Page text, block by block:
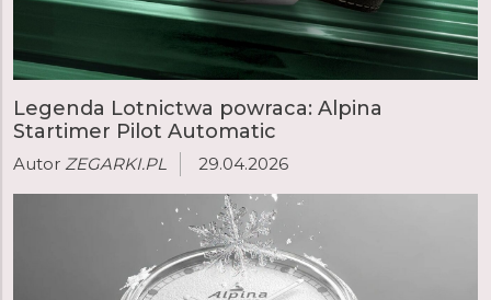
Legenda Lotnictwa powraca: Alpina
Startimer Pilot Automatic
Autor ZEGARKI.PL 29.04.2026